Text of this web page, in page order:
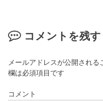
コメントを残す
メールアドレスが公開される
欄は必須項目です
コメント